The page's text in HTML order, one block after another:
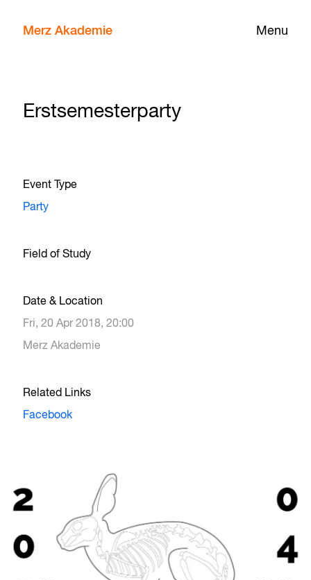
Menu
Merz Akademie
Erstsemesterparty
Event Type
Party
Field of Study
Date & Location
Fri, 20 Apr 2018, 20:00
Merz Akademie
Related Links
Facebook